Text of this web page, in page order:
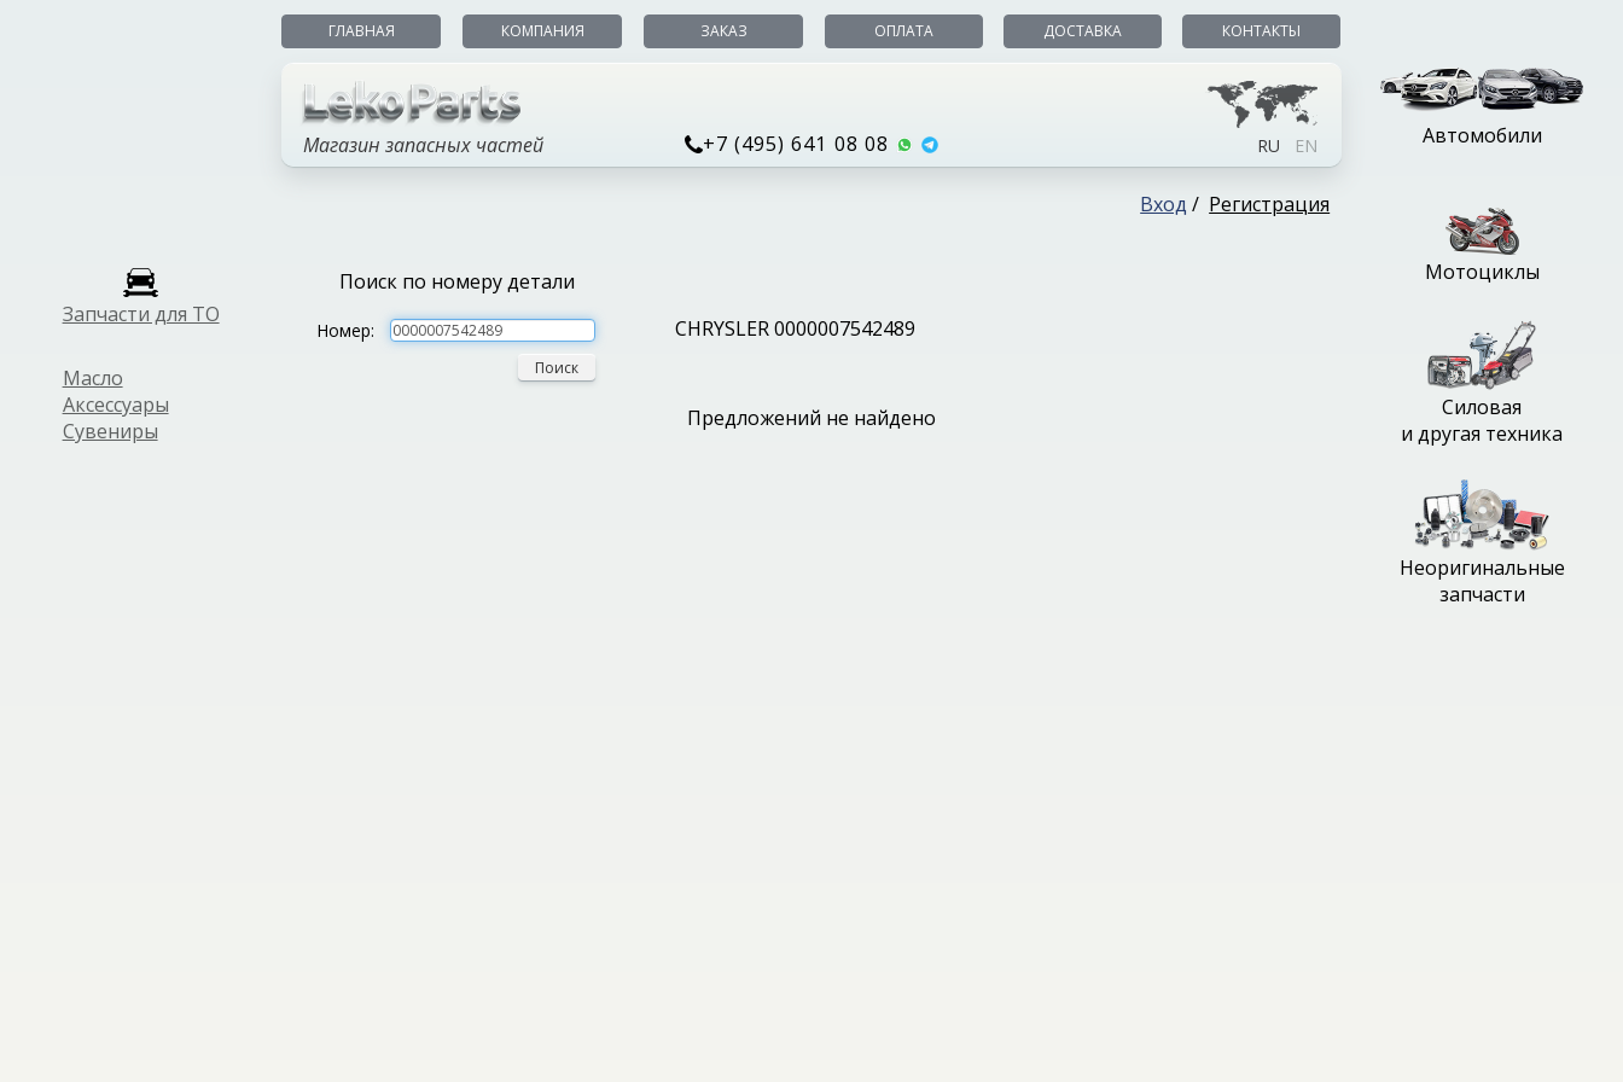
Запчасти для ТО
Масло
Аксессуары
Сувениры
ГЛАВНАЯ КОМПАНИЯ ЗАКАЗ ОПЛАТА ДОСТАВКА КОНТАКТЫ
Магазин запасных частей +7 (495) 641 08 08 RU EN
Вход / Регистрация
Поиск по номеру детали
Номер:
Поиск
CHRYSLER 0000007542489
Предложений не найдено
Автомобили
Мотоциклы
Силовая
и другая техника
Неоригинальные
запчасти